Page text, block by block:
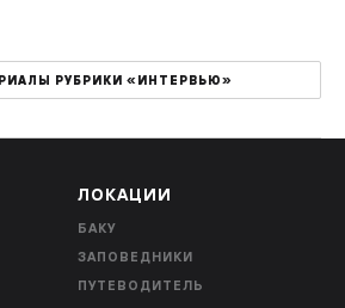
РУБРИКИ «ИНТЕРВЬЮ»
ЛОКАЦИИ
БАКУ
ЗАПОВЕДНИКИ
ПУТЕВОДИТЕЛЬ